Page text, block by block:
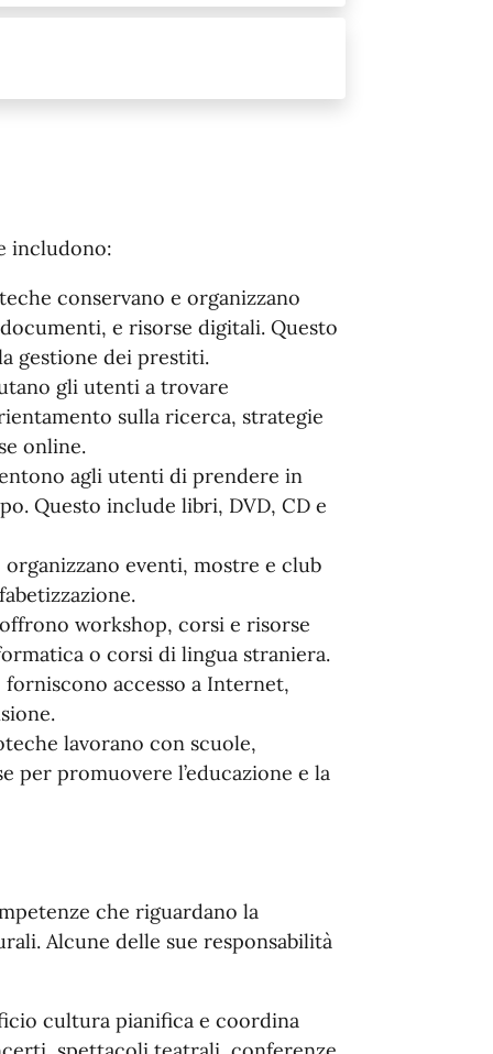
includono:
conservano e organizzano
e risorse digitali. Questo
gestione dei prestiti.
gli utenti a trovare
sulla ricerca, strategie
online.
agli utenti di prendere in
Questo include libri, DVD, CD e
eventi, mostre e club
workshop, corsi e risorse
o corsi di lingua straniera.
accesso a Internet,
lavorano con scuole,
per promuovere l’educazione e la
che riguardano la
Alcune delle sue responsabilità
cultura pianifica e coordina